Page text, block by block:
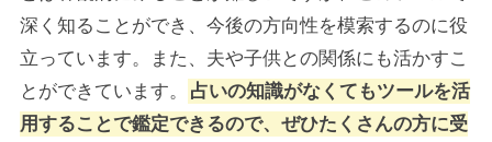
深く知ることができ、今後の方向性を模索するのに役
立っています。また、夫や子供との関係にも活かすこ
とができています。
占いの知識がなくてもツールを活
用することで鑑定できるので、ぜひたくさんの方に受